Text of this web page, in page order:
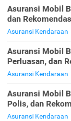
Asuransi Mobil
dan
Asuransi Kendaraan
Asuransi Mobil
Perluasan, dan
Asuransi Kendaraan
Asuransi Mobil
Polis, dan
Asuransi Kendaraan